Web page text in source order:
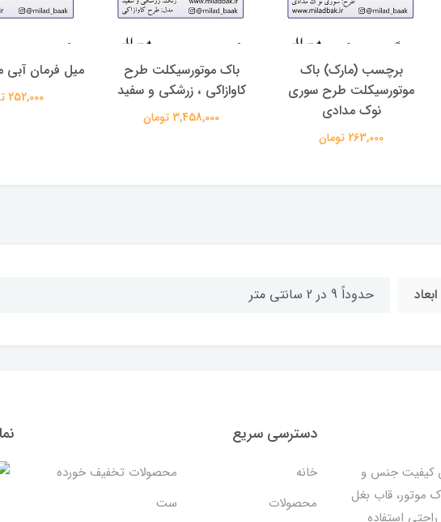
برچسب (مارک) باک
موتورسیکلت طرح سوری
نوک مدادی
263,000 تومان
باک موتورسیکلت طرح
کاوازاکی ، زرشکی و سفید
3,458,000 تومان
میل فرمان آبی
252,000 تومان
ابعاد حدوداً 9 در 2 سانتی متر
کیفیت جنس و
موتور، قاب بغل
استفاده
دسترسی سریع
خانه
محصولات تخفیف خورده
محصولات
ست